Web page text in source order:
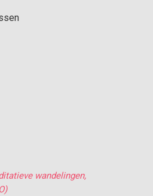
wandelingen,